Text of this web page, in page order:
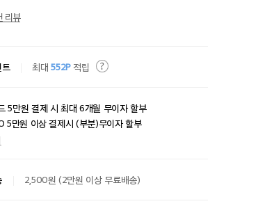
리뷰
최대552P적립
5만원 결제 시 최대 6개월 무이자 할부
5만원 이상 결제시 (부분)무이자 할부
2,500원 (2만원 이상 무료배송)